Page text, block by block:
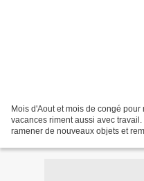
Mois d'Aout et mois de congé
vacances riment aussi avec
ramener de nouveaux objets et